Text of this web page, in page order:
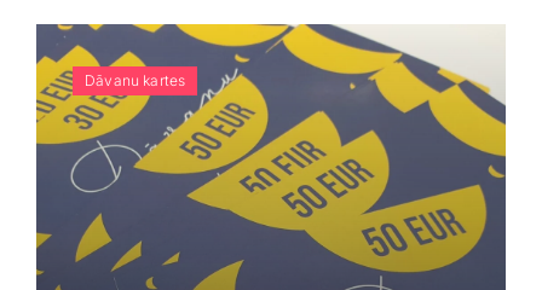
Dāvanu kartes